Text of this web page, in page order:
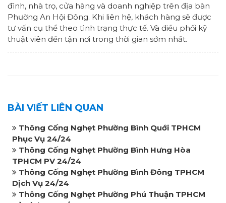
đình, nhà trọ, cửa hàng và doanh nghiệp trên địa bàn
Phường An Hội Đông. Khi liên hệ, khách hàng sẽ được
tư vấn cụ thể theo tình trạng thực tế. Và điều phối kỹ
thuật viên đến tận nơi trong thời gian sớm nhất.
BÀI VIẾT LIÊN QUAN
Thông Cống Nghẹt Phường Bình Quới TPHCM
Phục Vụ 24/24
Thông Cống Nghẹt Phường Bình Hưng Hòa
TPHCM PV 24/24
Thông Cống Nghẹt Phường Bình Đông TPHCM
Dịch Vụ 24/24
Thông Cống Nghẹt Phường Phú Thuận TPHCM